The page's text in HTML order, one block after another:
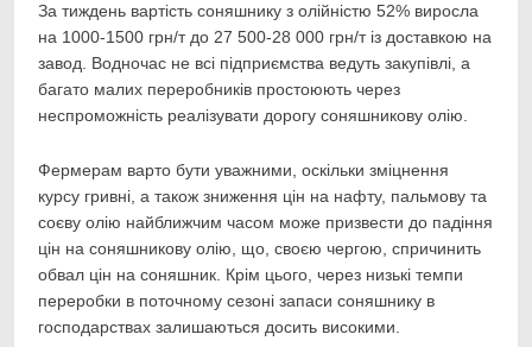
За тиждень вартість соняшнику з олійністю 52% виросла
на 1000-1500 грн/т до 27 500-28 000 грн/т із доставкою на
завод. Водночас не всі підприємства ведуть закупівлі, а
багато малих переробників простоюють через
неспроможність реалізувати дорогу соняшникову олію.
Фермерам варто бути уважними, оскільки зміцнення
курсу гривні, а також зниження цін на нафту, пальмову та
соєву олію найближчим часом може призвести до падіння
цін на соняшникову олію, що, своєю чергою, спричинить
обвал цін на соняшник. Крім цього, через низькі темпи
переробки в поточному сезоні запаси соняшнику в
господарствах залишаються досить високими.